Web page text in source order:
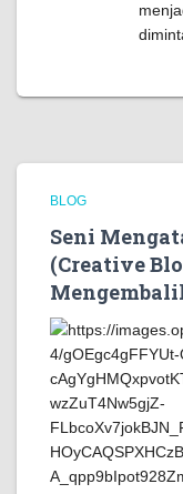
BLOG
Seni
(Creative